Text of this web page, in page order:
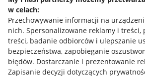
w celach:
Przechowywanie informacji na
nich. Spersonalizowane reklamy i treści,
treści, badanie odbiorców i ulepszanie
bezpieczeństwa, zapobieganie
błędów. Dostarczanie i prezentowanie
Zapisanie decyzji dotyczących
Allegro Gadane dla sprzedających
Allegro Gadane dla kupujących
Mapa miejscowości
Informacje prawne